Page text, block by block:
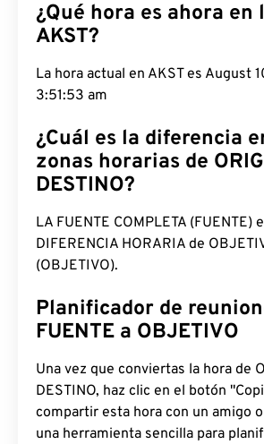
¿Qué hora es ahora en
AKST?
La hora actual en AKST es August
3:51:54 am
¿Cuál es la diferencia
zonas horarias de
DESTINO?
LA FUENTE COMPLETA (FUENTE)
DIFERENCIA HORARIA de
(OBJETIVO).
Planificador de
FUENTE a OBJETIVO
Una vez que conviertas la hora de
DESTINO, haz clic en el botón
compartir esta hora con un amigo
una herramienta sencilla para